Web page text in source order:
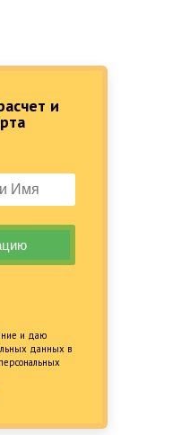
и
и даю
данных в